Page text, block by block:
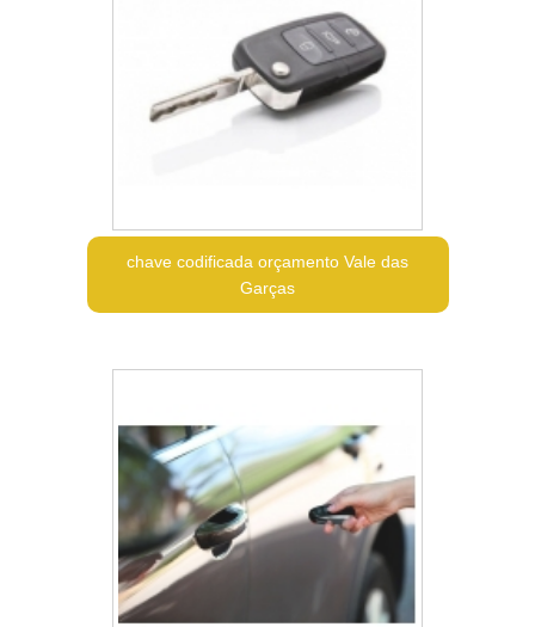
chave codificada orçamento Vale das
Garças